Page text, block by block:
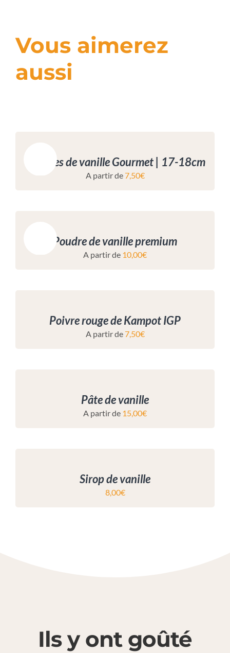
Vous aimerez
aussi
Gousses de vanille Gourmet | 17-18cm
A partir de7,50€
Poudre de vanille premium
A partir de 10,00€
Poivre rouge de Kampot IGP
A partir de7,50€
Pâte de vanille
A partir de 15,00€
Sirop de vanille
8,00€
Ils y ont goûté